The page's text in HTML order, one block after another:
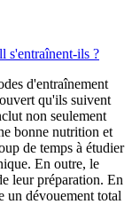
s'entraînent-ils ?
d'entraînement
qu'ils suivent
non seulement
bonne nutrition et
de temps à étudier
En outre, le
leur préparation. En
un dévouement total